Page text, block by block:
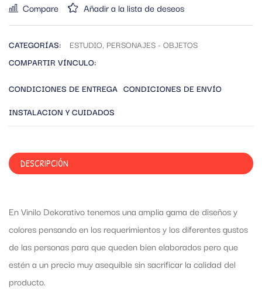
Compare Añadir a la lista de deseos
CATEGORÍAS: ESTUDIO, PERSONAJES - OBJETOS
COMPARTIR VÍNCULO:
CONDICIONES DE ENTREGA CONDICIONES DE ENVÍO
INSTALACION Y CUIDADOS
DESCRIPCIÓN
En Vinilo Dekorativo tenemos una amplia gama de diseños y
colores pensando en los requerimientos y los diferentes gustos
de las personas para que queden bien elaborados pero que
estén a un precio muy asequible sin sacrificar la calidad del
producto.